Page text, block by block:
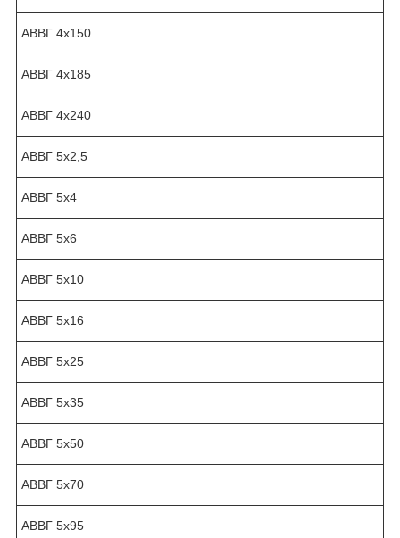
АВВГ 4х150
АВВГ 4х185
АВВГ 4х240
АВВГ 5х2,5
АВВГ 5х4
АВВГ 5х6
АВВГ 5х10
АВВГ 5х16
АВВГ 5х25
АВВГ 5х35
АВВГ 5х50
АВВГ 5х70
АВВГ 5х95